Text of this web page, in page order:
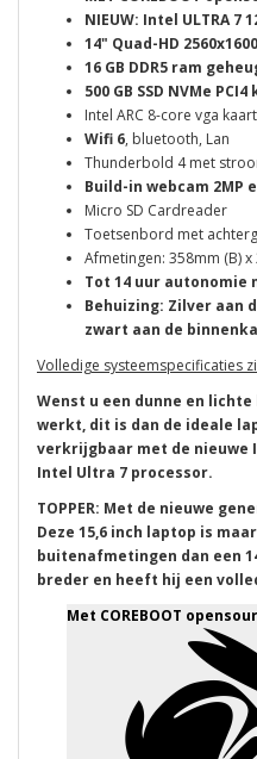
NIEUW: Intel ULTRA 7
14" Quad-HD
16 GB DDR5 ram
500 GB SSD NVMe PCI4
Intel ARC 8-core vga kaart
Wifi 6, bluetooth, Lan
Thunderbold 4 met
Build-in webcam 2MP
Micro SD Cardreader
Toetsenbord met
Afmetingen: 358mm (B) x
Tot 14 uur
Behuizing: Zilver aan
zwart aan de
Volledige systeemspecificaties
Wenst u een dunne en
werkt, dit is dan de ideale
verkrijgbaar met de nieuwe
Intel Ultra 7 processor.
TOPPER: Met de nieuwe
Deze 15,6 inch laptop is
buitenafmetingen dan een
breder en heeft hij een
Met COREBOOT